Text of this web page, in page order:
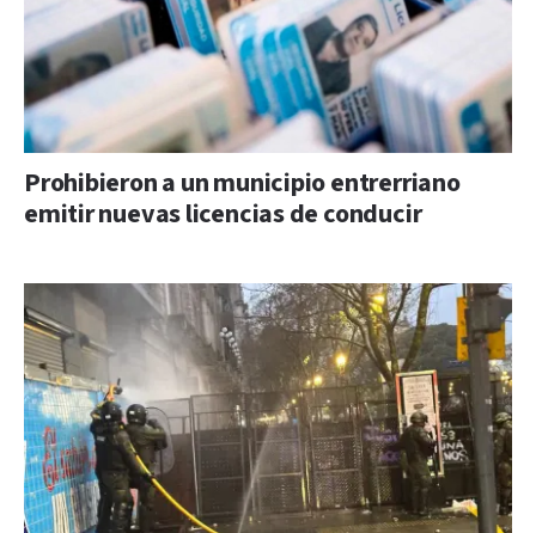
Prohibieron a un municipio entrerriano
emitir nuevas licencias de conducir